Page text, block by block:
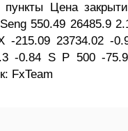
пункты Цена
550.49 26485.9
-215.09 23734.02 -
-0.84 S P 500 -
FxTeam